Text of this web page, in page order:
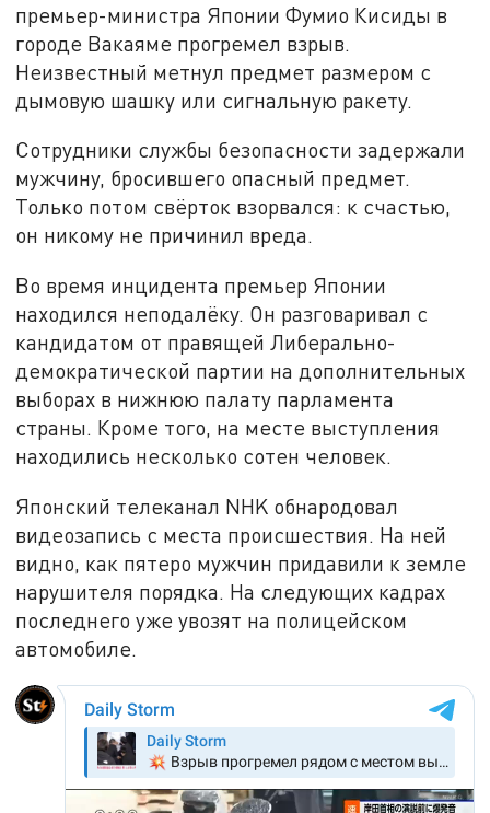
премьер-министра Японии Фумио Кисиды в
городе Вакаяме прогремел взрыв.
Неизвестный метнул предмет размером с
дымовую шашку или сигнальную ракету.
Сотрудники службы безопасности задержали
мужчину, бросившего опасный предмет.
Только потом свёрток взорвался: к счастью,
он никому не причинил вреда.
Во время инцидента премьер Японии
находился неподалёку. Он разговаривал с
кандидатом от правящей Либерально-
демократической партии на дополнительных
выборах в нижнюю палату парламента
страны. Кроме того, на месте выступления
находились несколько сотен человек.
Японский телеканал NHK обнародовал
видеозапись с места происшествия. На ней
видно, как пятеро мужчин придавили к земле
нарушителя порядка. На следующих кадрах
последнего уже увозят на полицейском
автомобиле.